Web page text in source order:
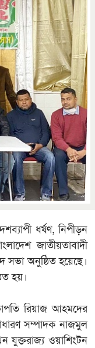
ধর্ষণ, নিপীড়ন
জাতীয়তাবাদী
সভা অনুষ্ঠিত হয়েছে।
হয়।
রিয়াজ আহমদের
সম্পাদক নাজমুল
যুক্তরাজ্য ওয়াশিংটন